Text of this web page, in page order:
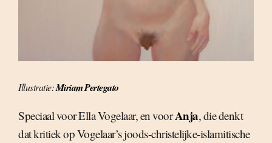
Illustratie:Miriam Pertegato
Speciaal voor Ella Vogelaar, en voorAnja, die denkt
dat kritiek op Vogelaar’s joods-christelijke-islamitische